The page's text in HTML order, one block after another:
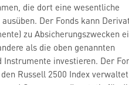
die dort eine wesentliche
Der Fonds kann
zu Absicherungszwecken
als die oben genannten
Instrumente investieren. Der
Russell 2500 Index